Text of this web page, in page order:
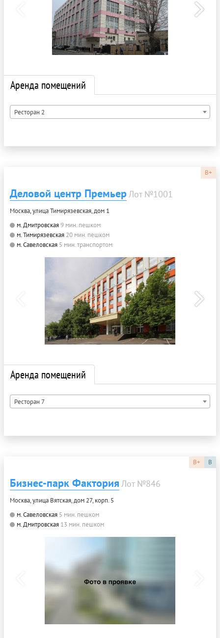
Аренда помещений
Ресторан 2
B+
Деловой центр ПремьерЛот №1001
Москва, улица Тимирязевская, дом 1
м. Дмитровская9 мин. пешком
м. Тимирязевская 20 мин. пешком
м. Савеловская 5 мин. транспортом
Аренда помещений
Ресторан 7
B+ B
Бизнес-парк Фактория Лот №846
Москва, улица Вятская, дом 27, корп. 5
м. Савеловская 5 мин. пешком
м. Дмитровская 13 мин. пешком